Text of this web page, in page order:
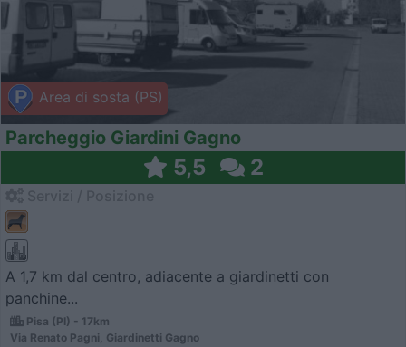
Area di sosta (PS)
Parcheggio Giardini Gagno
5,5 2
A 1,7 km dal centro, adiacente a giardinetti con
panchine...
Pisa (PI) - 17km
Via Renato Pagni, Giardinetti Gagno